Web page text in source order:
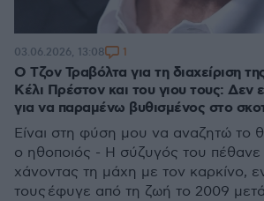
Ο Τζον Τραβόλτα για τη διαχείριση
Κέλι Πρέστον και του γιου τους: Δεν
για να παραμένω βυθισμένος στο
Είναι στη φύση μου να αναζητώ το
ο ηθοποιός - Η σύζυγός του πέθανε
χάνοντας τη μάχη με τον καρκίνο,
τους έφυγε από τη ζωή το 2009
03.06.2026, 13:08 1